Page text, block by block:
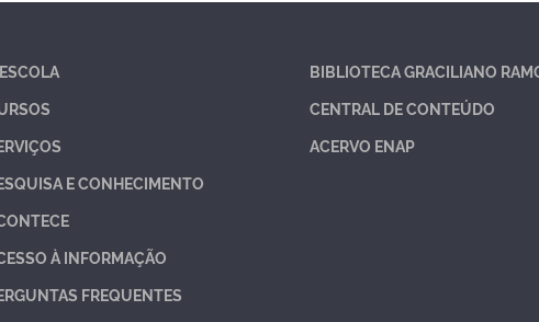
E CONHECIMENTO
À INFORMAÇÃO
FREQUENTES
BIBLIOTECA GRACILIANO
CENTRAL DE CONTEÚDO
ACERVO ENAP